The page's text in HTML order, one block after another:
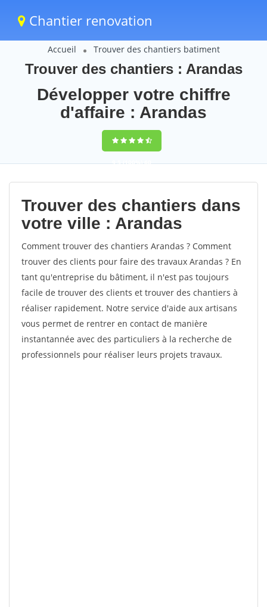
Chantier renovation
Accueil Trouver des chantiers batiment
Trouver des chantiers : Arandas
Développer votre chiffre
d'affaire : Arandas
9,5(100%)60
votes
Trouver des chantiers dans
votre ville : Arandas
Comment trouver des chantiers Arandas ? Comment
trouver des clients pour faire des travaux Arandas ? En
tant qu'entreprise du bâtiment, il n'est pas toujours
facile de trouver des clients et trouver des chantiers à
réaliser rapidement. Notre service d'aide aux artisans
vous permet de rentrer en contact de manière
instantannée avec des particuliers à la recherche de
professionnels pour réaliser leurs projets travaux.